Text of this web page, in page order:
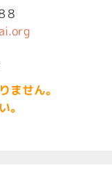
8
ません。
。